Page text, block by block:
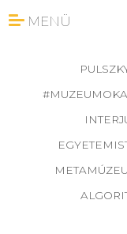
MENÜ